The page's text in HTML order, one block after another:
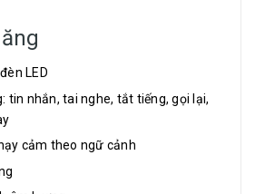
LED
tin nhắn, tai nghe, tắt tiếng, gọi lại,
cảm theo ngữ cảnh